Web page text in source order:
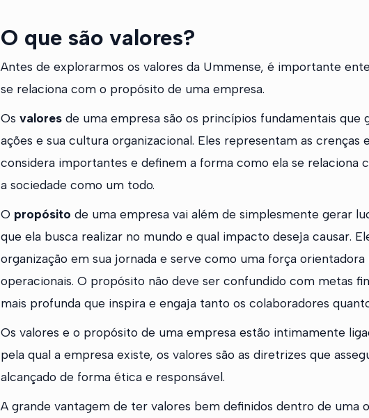
O que são valores?
Antes de explorarmos os valores da Ummense, é importante
se relaciona com o propósito de uma empresa.
Osvaloresde uma empresa são os princípios fundamentais que
ações e sua cultura organizacional. Eles representam as crenças
considera importantes e definem a forma como ela se relaciona
a sociedade como um todo.
O propósito de uma empresa vai além de simplesmente gerar
que ela busca realizar no mundo e qual impacto deseja causar.
organização em sua jornada e serve como uma força
operacionais. O propósito não deve ser confundido com metas
mais profunda que inspira e engaja tanto os colaboradores
Os valores e o propósito de uma empresa estão intimamente
pela qual a empresa existe, os valores são as diretrizes que
alcançado de forma ética e responsável.
A grande vantagem de ter valores bem definidos dentro de uma